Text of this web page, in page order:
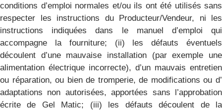
conditions d’emploi normales et/ou ils ont été utilisés sans
respecter les instructions du Producteur/Vendeur, ni les
instructions indiquées dans le manuel d’emploi qui
accompagne la fourniture; (ii) les défauts éventuels
découlent d’une mauvaise installation (par exemple une
alimentation électrique incorrecte), d’un mauvais entretien
ou réparation, ou bien de tromperie, de modifications ou d’
adaptations non autorisées, apportées sans l’approbation
écrite de Gel Matic; (iii) les défauts découlent de la